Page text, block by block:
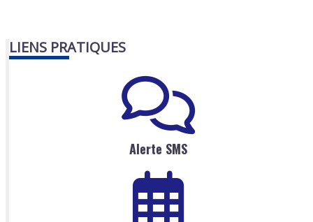
LIENS PRATIQUES
Alerte SMS